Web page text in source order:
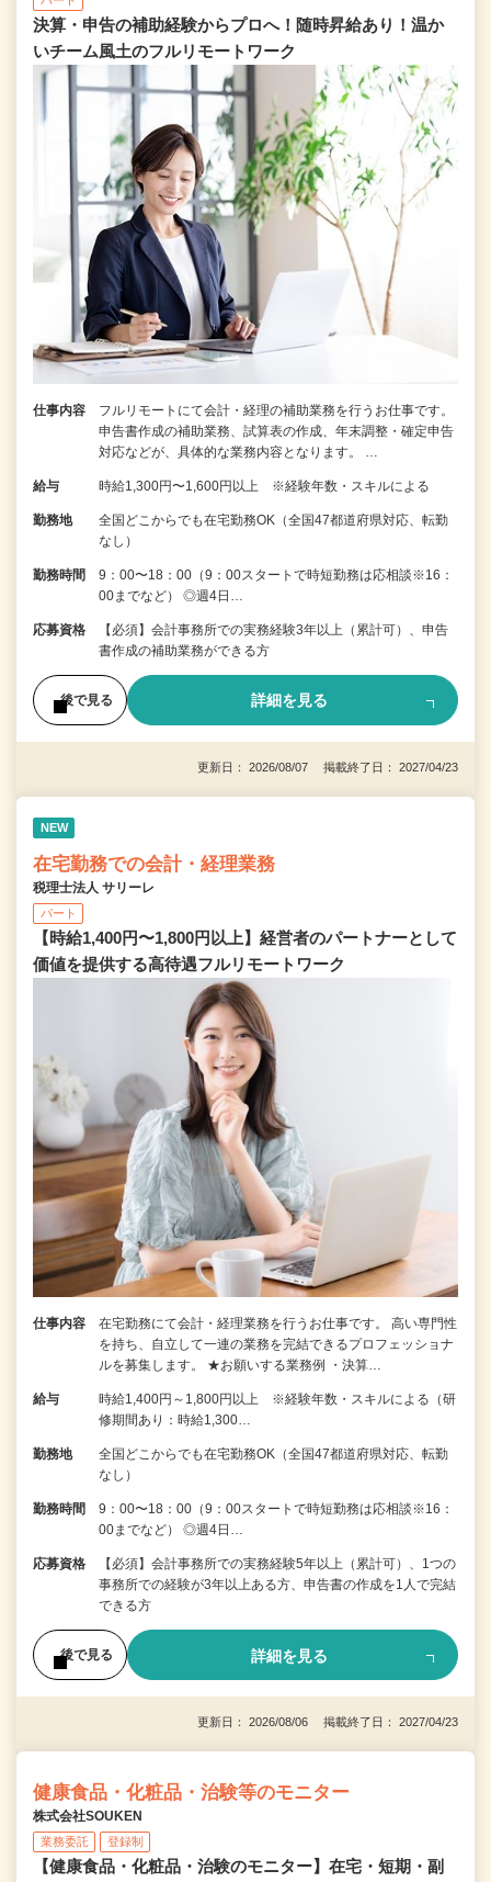
決算・申告の補助経験からプロへ！随時昇給あり！温か
いチーム⾵⼟のフルリモートワーク
仕事内容
フルリモートにて会計・経理の補助業務を行うお仕事です。
申告書作成の補助業務、試算表の作成、年末調整・確定申告
対応などが、具体的な業務内容となります。 …
給与 時給1,300円〜1,600円以上 ※経験年数・スキルによる
勤務地
全国どこからでも在宅勤務OK（全国47都道府県対応、転勤
なし）
勤務時間
9：00〜18：00（9：00スタートで時短勤務は応相談※16：
00までなど） ◎週4日…
応募資格
【必須】会計事務所での実務経験3年以上（累計可）、申告
書作成の補助業務ができる方
後で見る 詳細を見る
更新日： 2026/08/07 掲載終了日： 2027/04/23
NEW
在宅勤務での会計・経理業務
税理士法人 サリーレ
パート
【時給1,400円〜1,800円以上】経営者のパートナーとして
価値を提供する⾼待遇フルリモートワーク
仕事内容
在宅勤務にて会計・経理業務を行うお仕事です。 高い専門性
を持ち、自立して一連の業務を完結できるプロフェッショナ
ルを募集します。 ★お願いする業務例 ・決算…
給与
時給1,400円～1,800円以上 ※経験年数・スキルによる（研
修期間あり：時給1,300…
勤務地
全国どこからでも在宅勤務OK（全国47都道府県対応、転勤
なし）
勤務時間
9：00〜18：00（9：00スタートで時短勤務は応相談※16：
00までなど） ◎週4日…
応募資格
【必須】会計事務所での実務経験5年以上（累計可）、1つの
事務所での経験が3年以上ある方、申告書の作成を1人で完結
できる方
後で見る 詳細を見る
更新日： 2026/08/06 掲載終了日： 2027/04/23
健康食品・化粧品・治験等のモニター
株式会社SOUKEN
業務委託 登録制
【健康食品・化粧品・治験のモニター】在宅・短期・副